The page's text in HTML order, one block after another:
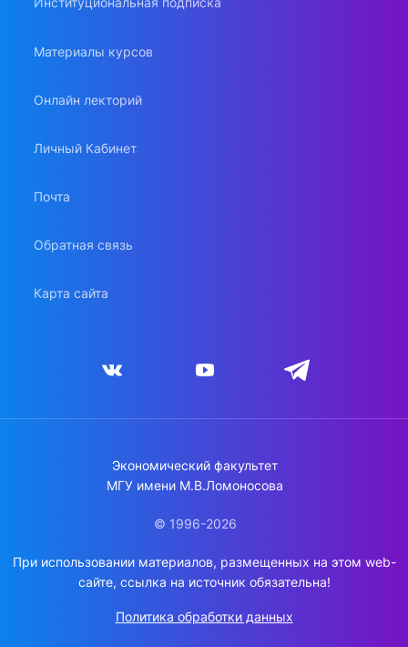
Материалы курсов
Онлайн лекторий
Личный Кабинет
Почта
Обратная связь
Карта сайта
Экономический факультет
МГУ имени М.В.Ломоносова
© 1996-2026
При использовании материалов, размещенных на этом web-
сайте, ссылка на источник обязательна!
Политика обработки данных